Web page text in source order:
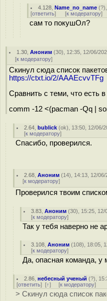
4.128 ,Name_no_name (?
[ответить] [к модератору]
сам то покушОл?
1.30 ,Аноним (30), 12:35, 12/06/
[к модератору]
Скинул сюда список
https://ctxt.io/2/AAAEcvvTFg
Сравнить с теми, что есть
comm -12 <(pacman -Qq |
2.64 ,bublick (ok), 13:50, 12/06/
[к модератору]
Спасибо, проверился.
2.68 ,Аноним (14), 14:13, 12/06/
[к модератору]
Проверился твоим
3.83 ,Аноним (30), 15:25, 12/
[к модератору]
Так у тебя наверно не
3.108 ,Аноним (108), 18:05,
[к модератору]
Да, опасная команда, у
2.86 ,небесный ученый (?),
[ответить] [↑] [к модератору]
> Скинул сюда список